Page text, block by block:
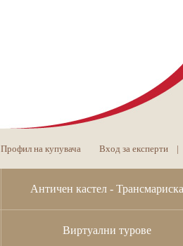
Античен кастел - Трансмариска
Виртуални турове
Профил на купувача Вход за експерти |